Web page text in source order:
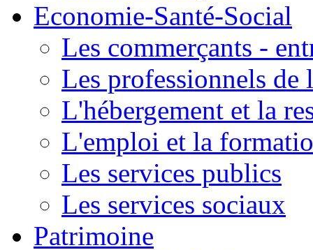
Economie-Santé-Social
Les commerçants -
Les professionnels de
L'hébergement et la
L'emploi et la
Les services publics
Les services sociaux
Patrimoine